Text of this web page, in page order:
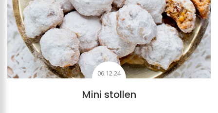
06.12.24
Mini stollen